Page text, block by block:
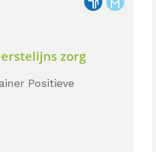
zorg
Positieve